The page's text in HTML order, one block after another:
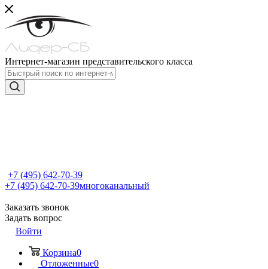
Интернет-магазин представительского класса
+7 (495) 642-70-39
+7 (495) 642-70-39многоканальный
Заказать звонок
Задать вопрос
Войти
Корзина0
Отложенные0